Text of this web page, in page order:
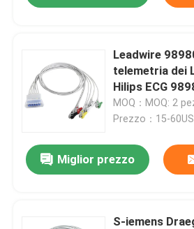
Contattici
Casi
Leadwire
telemetria dei
Hilips ECG
cavi
MOQ：MOQ: 2
Prezzo：15-
Miglior prezzo
S-iemens